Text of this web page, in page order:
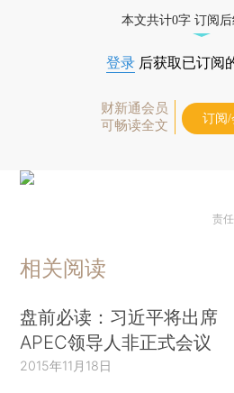
本文共计0字 订阅
登录 后获取已订阅
财新通会员
可畅读全文
订阅/
责
相关阅读
盘前必读：习近平将出席
APEC领导人非正式会议
2015年11月18日